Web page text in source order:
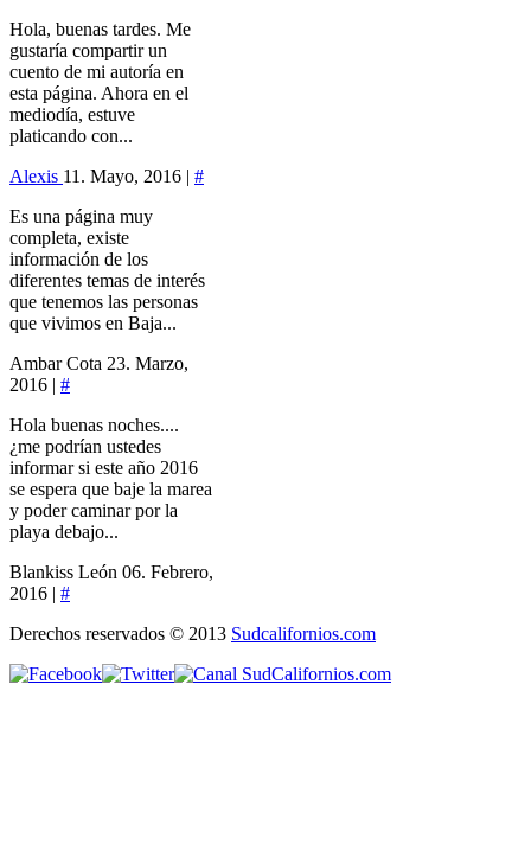
Hola, buenas tardes. Me
gustaría compartir un
cuento de mi autoría en
esta página. Ahora en el
mediodía, estuve
platicando con...
Alexis 11. Mayo, 2016 | #
Es una página muy
completa, existe
información de los
diferentes temas de interés
que tenemos las personas
que vivimos en Baja...
Ambar Cota 23. Marzo,
2016 | #
Hola buenas noches....
¿me podrían ustedes
informar si este año 2016
se espera que baje la marea
y poder caminar por la
playa debajo...
Blankiss León 06. Febrero,
2016 | #
Derechos reservados © 2013 Sudcalifornios.com